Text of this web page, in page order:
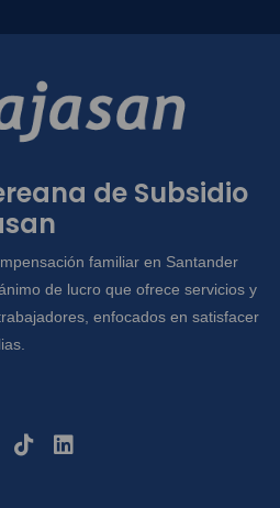
de Subsidio
familiar en Santander
de lucro que ofrece servicios y
enfocados en satisfacer